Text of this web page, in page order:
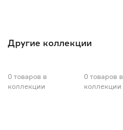
Другие коллекции
0 товаров в
коллекции
0 товаров в
коллекции